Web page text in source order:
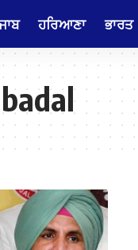
ਹਰਿਆਣਾ ਭਾਰਤ